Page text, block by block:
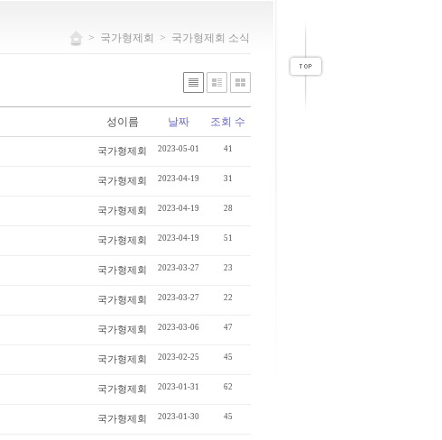
> 국가형제회 > 국가형제회 소식
성이름 날짜 조회 수
국가형제회 2023-05-01 41
국가형제회 2023-04-19 31
국가형제회 2023-04-19 28
국가형제회 2023-04-19 51
국가형제회 2023-03-27 23
국가형제회 2023-03-27 22
국가형제회 2023-03-06 47
국가형제회 2023-02-25 45
국가형제회 2023-01-31 62
국가형제회 2023-01-30 45